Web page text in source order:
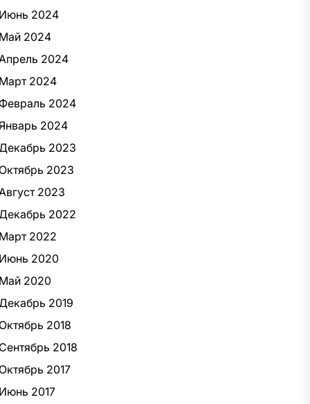
Июнь 2024
Май 2024
2024
Март 2024
Февраль 2024
2024
2023
Октябрь 2023
2023
2022
Март 2022
Июнь 2020
Май 2020
2019
Октябрь 2018
Сентябрь 2018
Октябрь 2017
Июнь 2017